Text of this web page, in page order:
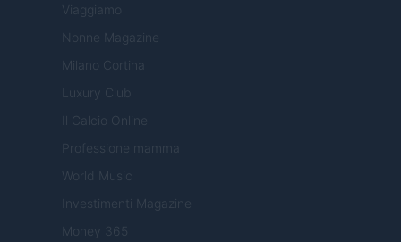
Viaggiamo
Nonne Magazine
Milano Cortina
Luxury Club
Il Calcio Online
Professione mamma
World Music
Investimenti Magazine
Money 365